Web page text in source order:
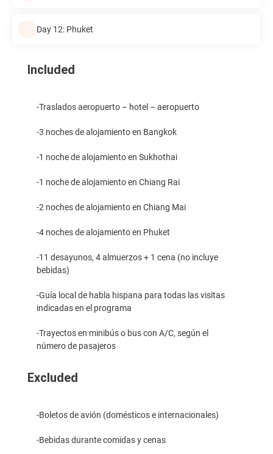
Day 12: Phuket
Included
-Traslados aeropuerto – hotel – aeropuerto
-3 noches de alojamiento en Bangkok
-1 noche de alojamiento en Sukhothai
-1 noche de alojamiento en Chiang Rai
-2 noches de alojamiento en Chiang Mai
-4 noches de alojamiento en Phuket
-11 desayunos, 4 almuerzos + 1 cena (no incluye
bebidas)
-Guía local de habla hispana para todas las visitas
indicadas en el programa
-Trayectos en minibús o bus con A/C, según el
número de pasajeros
Excluded
-Boletos de avión (domésticos e internacionales)
-Bebidas durante comidas y cenas